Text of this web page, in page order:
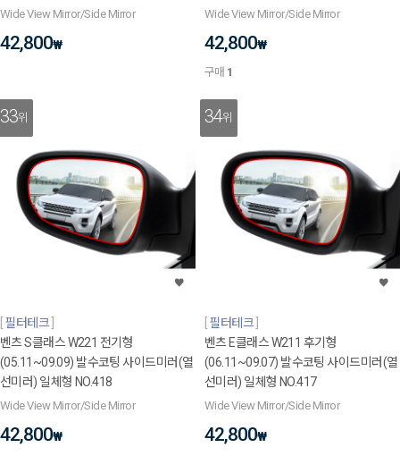
Wide View Mirror/Side Mirror
42,800₩
Wide View Mirror/Side Mirror
42,800₩
구매 1
33위
필터테크
벤츠 S클래스 W221 전기형
(05.11~09.09) 발수코팅 사이드미러(열
선미러) 일체형 NO.418
Wide View Mirror/Side Mirror
42,800₩
34위
필터테크
벤츠 E클래스 W211 후기형
(06.11~09.07) 발수코팅 사이드미러(열
선미러) 일체형 NO.417
Wide View Mirror/Side Mirror
42,800₩